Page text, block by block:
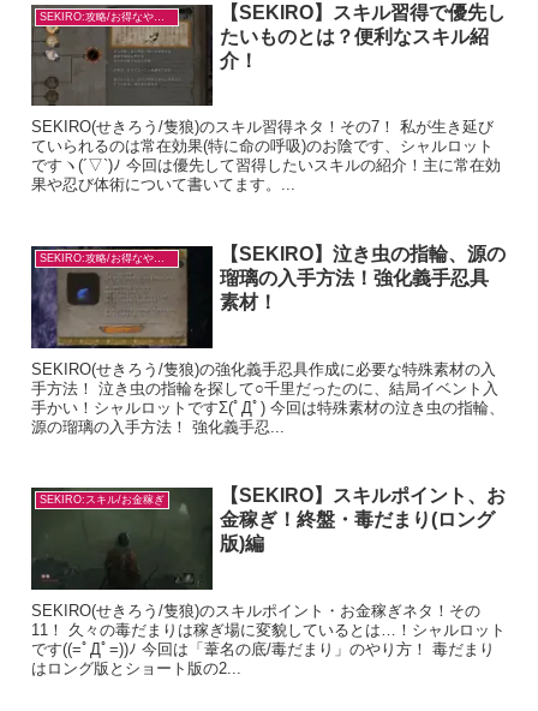
SEKIRO:攻略/お得なやり方
【SEKIRO】スキル習得で優先し
たいものとは？便利なスキル紹
介！
SEKIRO(せきろう/隻狼)のスキル習得ネタ！その7！ 私が生き延び
ていられるのは常在効果(特に命の呼吸)のお陰です、シャルロット
ですヽ(´▽`)ﾉ 今回は優先して習得したいスキルの紹介！主に常在効
果や忍び体術について書いてます。...
SEKIRO:攻略/お得なやり方
【SEKIRO】泣き虫の指輪、源の
瑠璃の入手方法！強化義手忍具
素材！
SEKIRO(せきろう/隻狼)の強化義手忍具作成に必要な特殊素材の入
手方法！ 泣き虫の指輪を探して○千里だったのに、結局イベント入
手かい！シャルロットですΣ(ﾟДﾟ) 今回は特殊素材の泣き虫の指輪、
源の瑠璃の入手方法！ 強化義手忍...
SEKIRO:スキル/お金稼ぎ
【SEKIRO】スキルポイント、お
金稼ぎ！終盤・毒だまり(ロング
版)編
SEKIRO(せきろう/隻狼)のスキルポイント・お金稼ぎネタ！その
11！ 久々の毒だまりは稼ぎ場に変貌しているとは…！シャルロット
です((=ﾟДﾟ=))ﾉ 今回は「葦名の底/毒だまり」のやり方！ 毒だまり
はロング版とショート版の2...